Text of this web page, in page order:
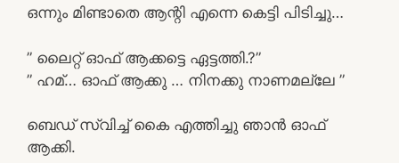
ഒന്നും മിണ്ടാതെ ആന്റി എന്നെ കെട്ടി പിടിച്ചു…
” ലൈറ്റ് ഓഫ് ആക്കട്ടെ ഏട്ടത്തി.?”
” ഹമ്… ഓഫ് ആക്കു … നിനക്കു നാണമല്ലേ ”
ബെഡ് സ്വിച്ച് കൈ എത്തിച്ചു ഞാൻ ഓഫ്
ആക്കി.